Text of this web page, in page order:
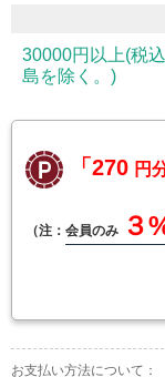
30000円以上(税
島を除く。)
「270 円
（注： 会員のみ ３
お支払い方法について：